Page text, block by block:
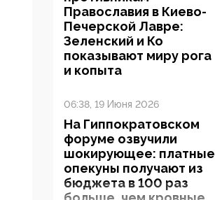
Православия в Киево-
Печерской Лавре:
Зеленский и Ко
показывают миру рога
и копыта
06:38, 19 Июня 2026
На Гиппократовском
форуме озвучили
шокирующее: платные
опекуны получают из
бюджета в 100 раз